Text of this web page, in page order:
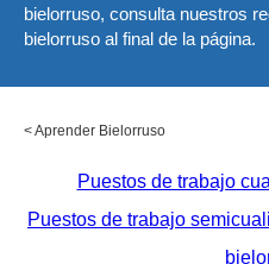
bielorruso, consulta nuestros
bielorruso al final de la página.
<Aprender Bielorruso
Puestos de trabajo
Puestos de trabajo